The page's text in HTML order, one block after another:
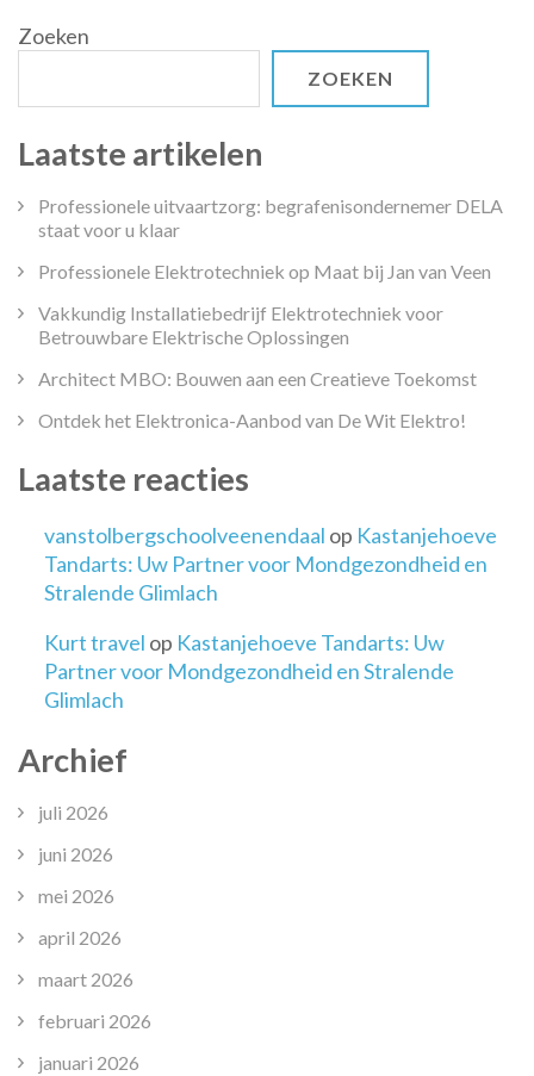
Zoeken
ZOEKEN
Laatste artikelen
Professionele uitvaartzorg: begrafenisondernemer DELA
staat voor u klaar
Professionele Elektrotechniek op Maat bij Jan van Veen
Vakkundig Installatiebedrijf Elektrotechniek voor
Betrouwbare Elektrische Oplossingen
Architect MBO: Bouwen aan een Creatieve Toekomst
Ontdek het Elektronica-Aanbod van De Wit Elektro!
Laatste reacties
vanstolbergschoolveenendaal op Kastanjehoeve
Tandarts: Uw Partner voor Mondgezondheid en
Stralende Glimlach
Kurt travel op Kastanjehoeve Tandarts: Uw
Partner voor Mondgezondheid en Stralende
Glimlach
Archief
juli 2026
juni 2026
mei 2026
april 2026
maart 2026
februari 2026
januari 2026